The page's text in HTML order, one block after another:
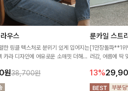
우스
링클 텍스처로 분위기 있게 입어지는
카라 디자인에 여유로운 소매핏 더해져
원38,700원
룬카일 스트
[1만장돌파**1
러감, 여름에 딱
매치된답니다:)
13%